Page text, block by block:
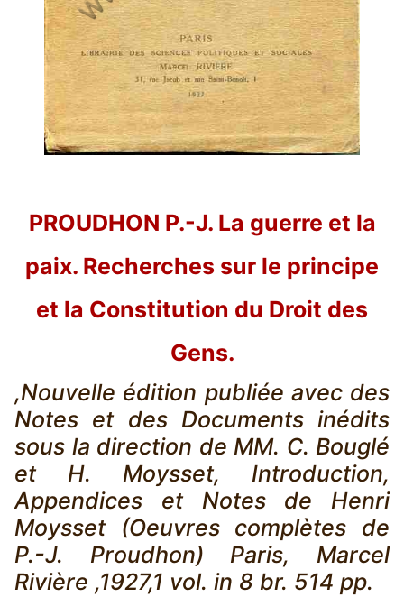
PROUDHON P.-J. La guerre et la
paix. Recherches sur le principe
et la Constitution du Droit des
Gens.
,Nouvelle édition publiée avec des
Notes et des Documents inédits
sous la direction de MM. C. Bouglé
et H. Moysset, Introduction,
Appendices et Notes de Henri
Moysset (Oeuvres complètes de
P.-J. Proudhon) Paris, Marcel
Rivière ,1927,1 vol. in 8 br. 514 pp.